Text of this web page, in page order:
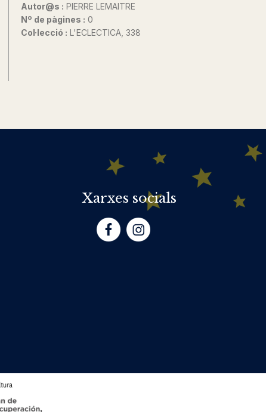
Autor@s : PIERRE LEMAITRE
Nº de pàgines : 0
Col·lecció : L'ECLECTICA, 338
Xarxes socials